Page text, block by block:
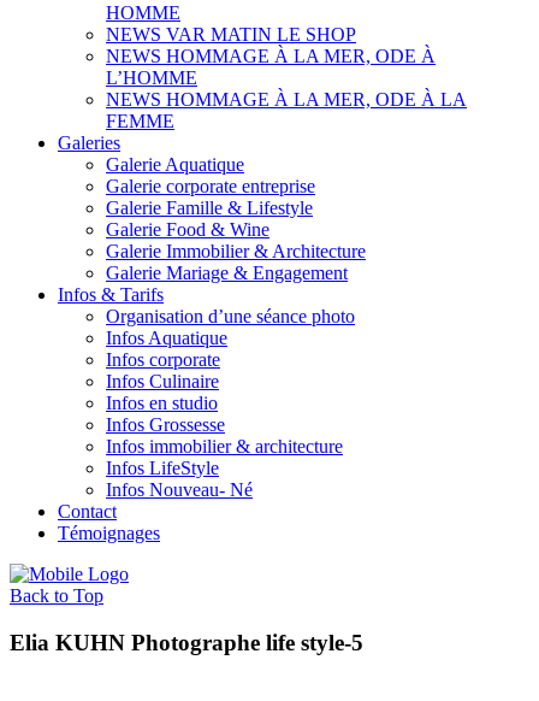
HOMME
NEWS VAR MATIN LE SHOP
NEWS HOMMAGE À LA MER, ODE À
L’HOMME
NEWS HOMMAGE À LA MER, ODE À LA
FEMME
Galeries
Galerie Aquatique
Galerie corporate entreprise
Galerie Famille & Lifestyle
Galerie Food & Wine
Galerie Immobilier & Architecture
Galerie Mariage & Engagement
Infos & Tarifs
Organisation d’une séance photo
Infos Aquatique
Infos corporate
Infos Culinaire
Infos en studio
Infos Grossesse
Infos immobilier & architecture
Infos LifeStyle
Infos Nouveau- Né
Contact
Témoignages
Back to Top
Elia KUHN Photographe life style-5